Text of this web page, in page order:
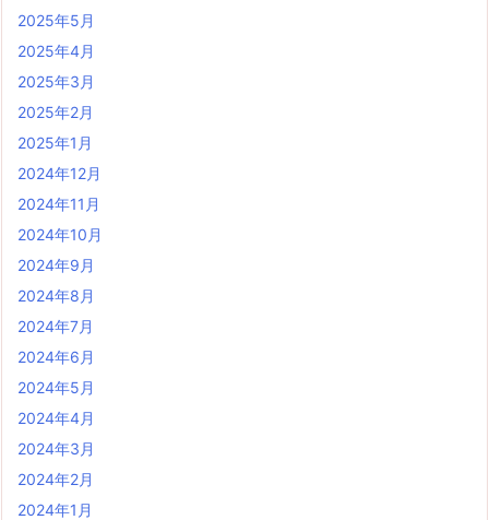
2025年5月
2025年4月
2025年3月
2025年2月
2025年1月
2024年12月
2024年11月
2024年10月
2024年9月
2024年8月
2024年7月
2024年6月
2024年5月
2024年4月
2024年3月
2024年2月
2024年1月